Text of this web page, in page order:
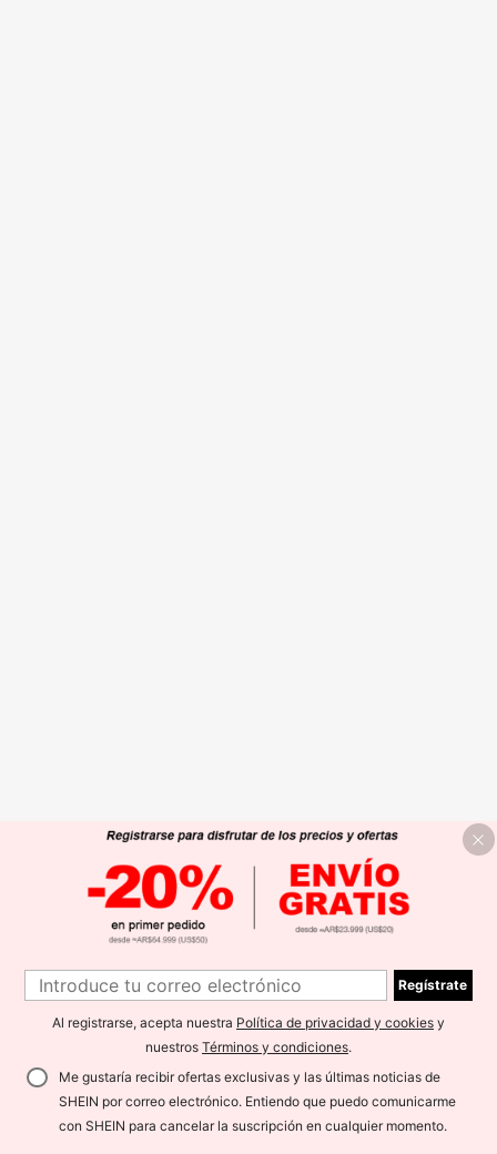
Regístrate
Al registrarse, acepta nuestra Política de privacidad y cookies y
nuestros Términos y condiciones.
Me gustaría recibir ofertas exclusivas y las últimas noticias de
SHEIN por correo electrónico. Entiendo que puedo comunicarme
con SHEIN para cancelar la suscripción en cualquier momento.